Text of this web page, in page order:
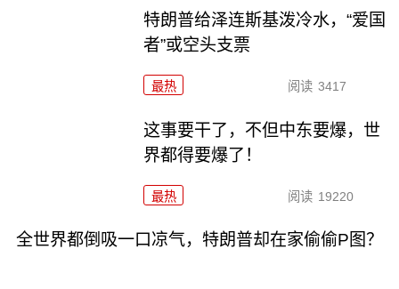
特朗普给泽连斯基泼冷水，“爱国
者”或空头支票
最热 阅读 3417
这事要干了，不但中东要爆，世
界都得要爆了！
最热 阅读 19220
全世界都倒吸一口凉气，特朗普却在家偷偷P图？